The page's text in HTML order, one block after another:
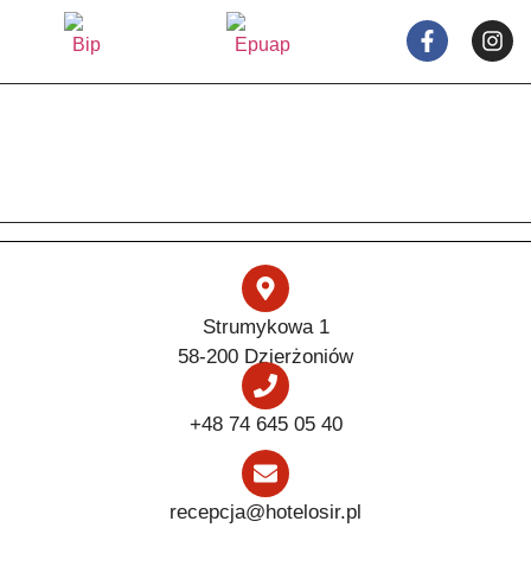
Strumykowa 1
58-200 Dzierżoniów
+48 74 645 05 40
recepcja@hotelosir.pl